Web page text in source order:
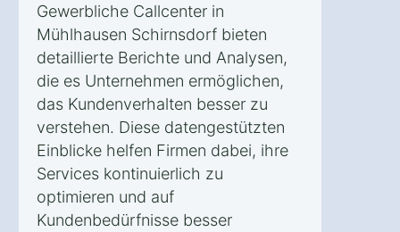
Gewerbliche Callcenter in
Mühlhausen Schirnsdorf bieten
detaillierte Berichte und Analysen,
die es Unternehmen ermöglichen,
das Kundenverhalten besser zu
verstehen. Diese datengestützten
Einblicke helfen Firmen dabei, ihre
Services kontinuierlich zu
optimieren und auf
Kundenbedürfnisse besser